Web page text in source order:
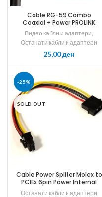
Cable RG-59 Combo
Coaxial + Power PROLINK
Видео кабли и адаптери
Останати кабли и адаптери
ден
-25%
SOLD OUT
Cable Power Spliter Molex to
PCIEx 6pin Power Internal
Spliter with ATX
Останати кабли и адаптери